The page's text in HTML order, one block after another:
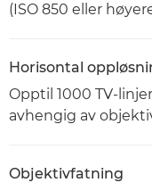
(ISO 850 eller
Horisontal
Opptil 1000 TV-
avhengig av
Objektivfatning